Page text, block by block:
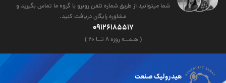
شما میتوانید از طریق شماره تلفن روبرو با گروه ما تماس بگیرید و
مشاوره رایگان دریافت کنید.
09126185517
( هـمــه روزه ۸ تــا ۲۰ )
هیدرولیک صنعت